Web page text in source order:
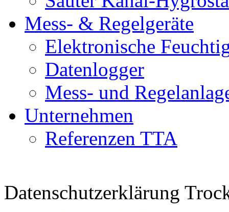
Mess- & Regelgeräte
Elektronische
Datenlogger
Mess- und
Unternehmen
Referenzen TTA
Datenschutzerklärung